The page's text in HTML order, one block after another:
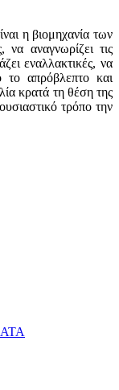
η βιομηχανία των
να αναγνωρίζει τις
εναλλακτικές, να
το απρόβλεπτο και
κρατά τη θέση της
τρόπο την